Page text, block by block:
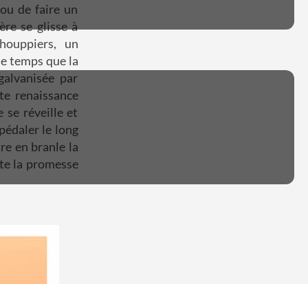
de faire un
se glisse à
un
temps que la
par
renaissance
se réveille et
le long
en branle la
la promesse